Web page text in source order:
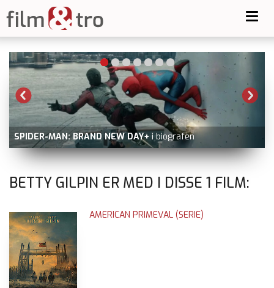
SPIDER-MAN: BRAND NEW DAY+ i biografen
BETTY GILPIN ER MED I DISSE 1 FILM:
AMERICAN PRIMEVAL (SERIE)